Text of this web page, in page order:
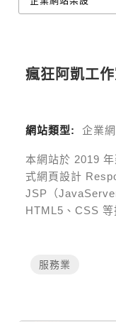
瘋狂阿凱工
網站類型: 企業
本網站於 2019
式網頁設計
JSP（
HTML5、CSS 等
服務業